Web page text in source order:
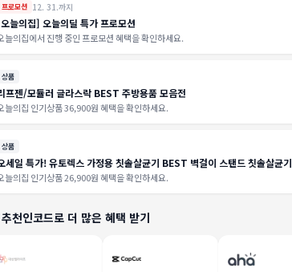
프로모션 12. 31.까지
늘의집] 오늘의딜 특가 프로모션
늘의집에서 진행 중인 프로모션 혜택을 확인하세요.
상품
프젠/모듈러 글라스락 BEST 주방용품 모음전
늘의집 인기상품 36,900원 혜택을 확인하세요.
상품
세일 특가! 유토렉스 가정용 칫솔살균기 BEST 벽걸이 스탠드 칫솔살균기
늘의집 인기상품 26,900원 혜택을 확인하세요.
천인코드로 더 많은 혜택 받기